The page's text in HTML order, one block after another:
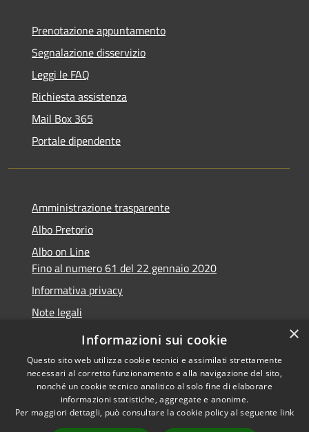
Prenotazione appuntamento
Segnalazione disservizio
Leggi le FAQ
Richiesta assistenza
Mail Box 365
Portale dipendente
Amministrazione trasparente
Albo Pretorio
Albo on Line
Fino al numero 61 del 22 gennaio 2020
Informativa privacy
Note legali
Dichiarazione di accessibilità
Accessibilità
Copyright © 2026 • Comune di
Marsciano • Powered by
×
Informazioni sui cookie
Questo sito web utilizza cookie tecnici e assimilati strettamente
necessari al corretto funzionamento e alla navigazione del sito,
nonché un cookie tecnico analitico al solo fine di elaborare
informazioni statistiche, aggregate e anonime.
Per maggiori dettagli, può consultare la cookie policy al seguente link